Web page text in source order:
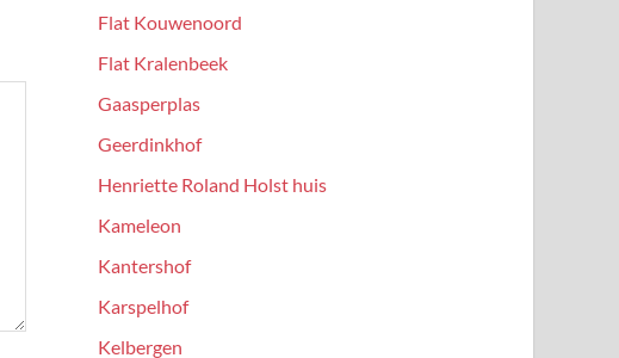
Flat Kouwenoord
Flat Kralenbeek
Gaasperplas
Geerdinkhof
Henriette Roland Holst huis
Kameleon
Kantershof
Karspelhof
Kelbergen